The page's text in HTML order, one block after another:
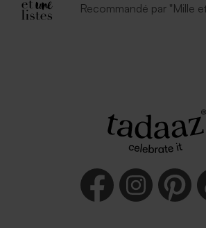
Recommandé par "Mille